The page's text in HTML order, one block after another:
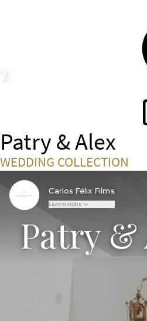
Patry & Alex
WEDDING COLLECTION